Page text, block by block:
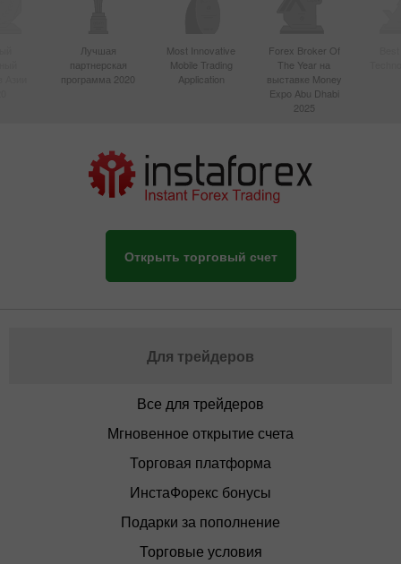
Лучшая
партнерская
программа 2020
Most Innovative
Mobile Trading
Application
Forex Broker Of
The Year на
выставке Money
Expo Abu Dhabi
2025
Открыть торговый счет
Для трейдеров
Все для трейдеров
Мгновенное открытие счета
Торговая платформа
ИнстаФорекс бонусы
Подарки за пополнение
Торговые условия